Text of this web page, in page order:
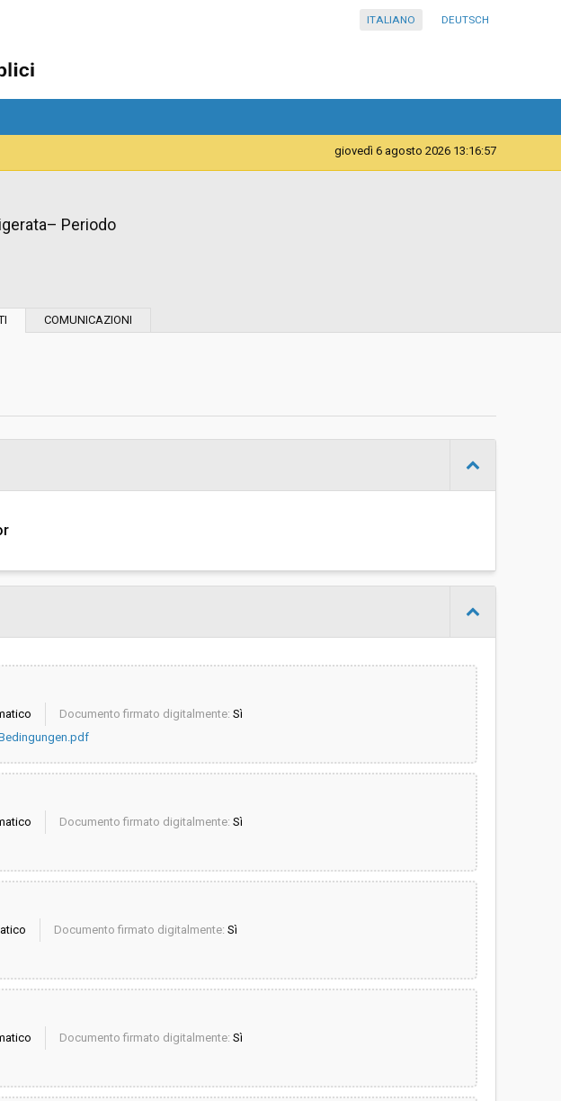
ITALIANO DEUTSCH
giovedì 6 agosto 2026 13:16:57
Periodo
stimato della procedura: € 62.000,00
COMUNICAZIONI
Documento firmato digitalmente: Sì
Documento firmato digitalmente: Sì
Documento firmato digitalmente: Sì
Documento firmato digitalmente: Sì